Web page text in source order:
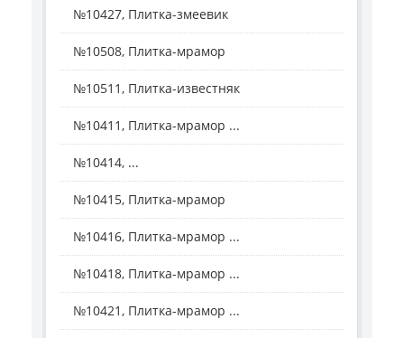
№10427, Плитка-змеевик
№10508, Плитка-мрамор
№10511, Плитка-известняк
№10411, Плитка-мрамор ...
№10414, ...
№10415, Плитка-мрамор
№10416, Плитка-мрамор ...
№10418, Плитка-мрамор ...
№10421, Плитка-мрамор ...